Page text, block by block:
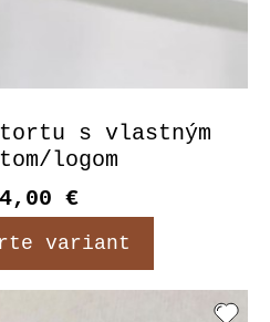
tortu s vlastným
logom
4,00 €
variant